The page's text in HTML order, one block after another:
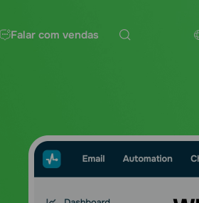
Falar com vendas